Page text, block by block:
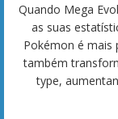
Quando Mega
as suas
Pokémon é mais
também
type,